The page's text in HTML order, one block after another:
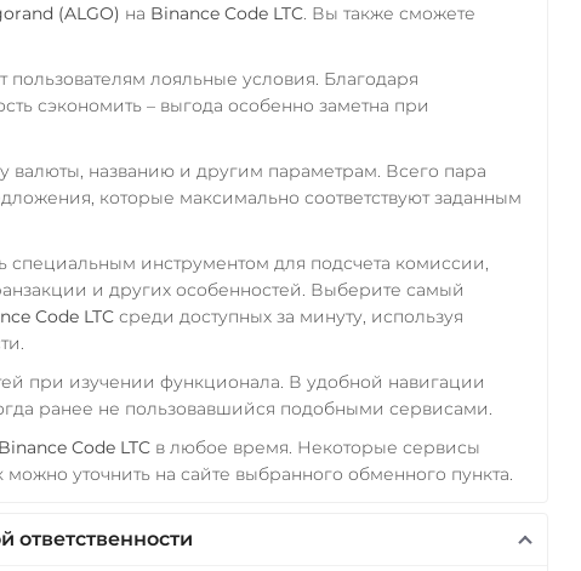
(ALGO) на Binance Code LTC. Вы также сможете
лояльные условия. Благодаря
сэкономить – выгода особенно заметна при
валюты, названию и другим параметрам. Всего пара
которые максимально соответствуют заданным
специальным инструментом для подсчета комиссии,
и других особенностей. Выберите самый
Code LTCсреди доступных за минуту, используя
при изучении функционала. В удобной навигации
ранее не пользовавшийся подобными сервисами.
Binance Code LTCв любое время. Некоторые сервисы
уточнить на сайте выбранного обменного пункта.
ответственности